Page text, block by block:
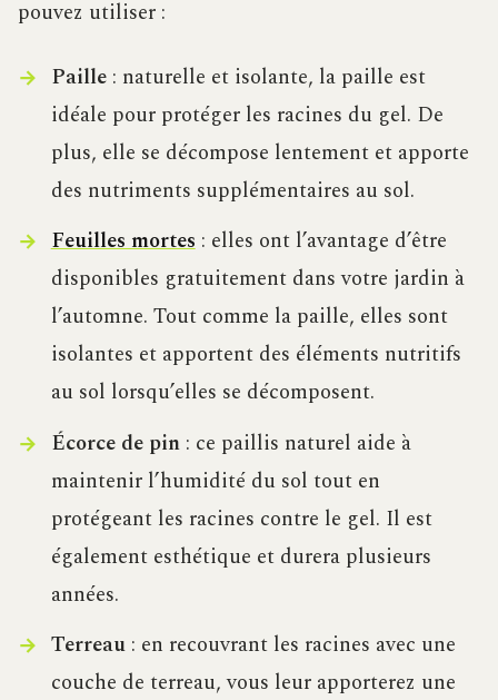
pouvez utiliser :
Paille: naturelle et isolante, la paille est
idéale pour protéger les racines du gel. De
plus, elle se décompose lentement et apporte
des nutriments supplémentaires au sol.
Feuilles mortes: elles ont l’avantage d’être
disponibles gratuitement dans votre jardin à
l’automne. Tout comme la paille, elles sont
isolantes et apportent des éléments nutritifs
au sol lorsqu’elles se décomposent.
Écorce de pin: ce paillis naturel aide à
maintenir l’humidité du sol tout en
protégeant les racines contre le gel. Il est
également esthétique et durera plusieurs
années.
Terreau: en recouvrant les racines avec une
couche de terreau, vous leur apporterez une